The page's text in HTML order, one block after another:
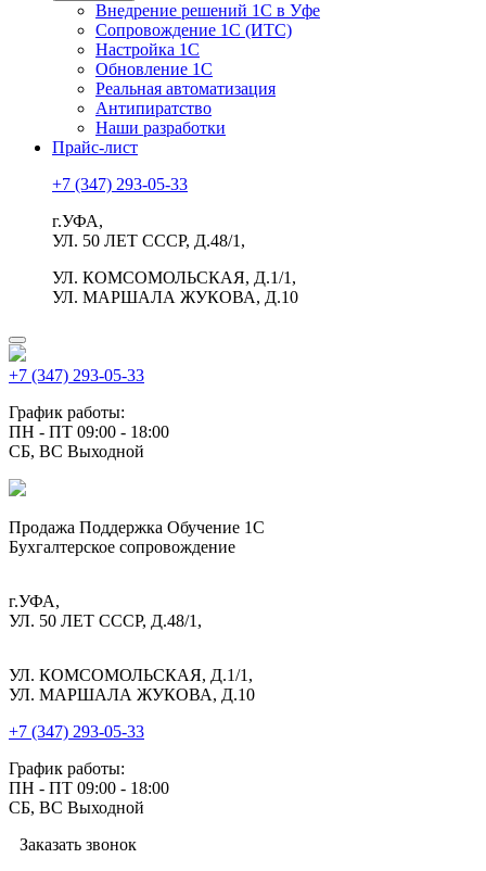
Внедрение решений 1С в Уфе
Сопровождение 1С (ИТС)
Настройка 1С
Обновление 1С
Реальная автоматизация
Антипиратство
Наши разработки
Прайс-лист
+7 (347) 293-05-33
г.УФА,
УЛ. 50 ЛЕТ СССР, Д.48/1,
УЛ. КОМСОМОЛЬСКАЯ, Д.1/1,
УЛ. МАРШАЛА ЖУКОВА, Д.10
+7 (347) 293-05-33
График работы:
ПН - ПТ 09:00 - 18:00
СБ, ВС Выходной
Продажа Поддержка Обучение 1С
Бухгалтерское сопровождение
г.УФА,
УЛ. 50 ЛЕТ СССР, Д.48/1,
УЛ. КОМСОМОЛЬСКАЯ, Д.1/1,
УЛ. МАРШАЛА ЖУКОВА, Д.10
+7 (347) 293-05-33
График работы:
ПН - ПТ 09:00 - 18:00
СБ, ВС Выходной
Заказать звонок